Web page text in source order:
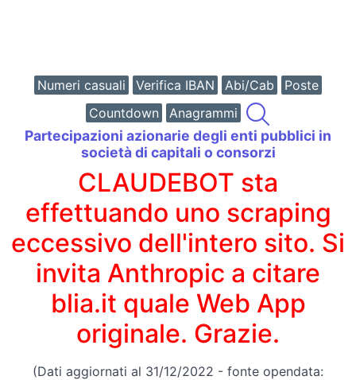
Numeri casuali Verifica IBAN Abi/Cab
Poste
Countdown
Anagrammi
Partecipazioni azionarie degli enti pubblici in
società di capitali o consorzi
CLAUDEBOT sta
effettuando uno scraping
eccessivo dell'intero sito. Si
invita Anthropic a citare
blia.it quale Web App
originale. Grazie.
(Dati aggiornati al 31/12/2022 - fonte opendata: